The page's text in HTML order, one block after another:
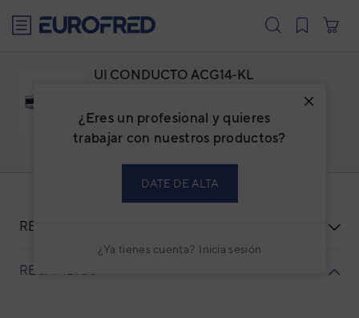
¿Eres un profesional y quieres
trabajar con nuestros productos?
DATE DE ALTA
¿Ya tienes cuenta? Inicia sesión
UI CONDUCTO ACG14-KL
Familia: ACGECOBI
GENERAL
Código: 3NGG89006
RECURSOS
RECAMBIOS